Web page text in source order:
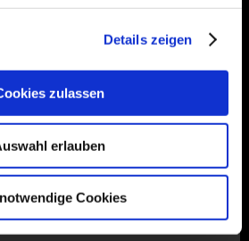
Details zeigen
zulassen
erlauben
Cookies
geistiger und sozialer
es nicht aus, Krankheit
Vertrauen auf den Weg- und
ganze Leben.